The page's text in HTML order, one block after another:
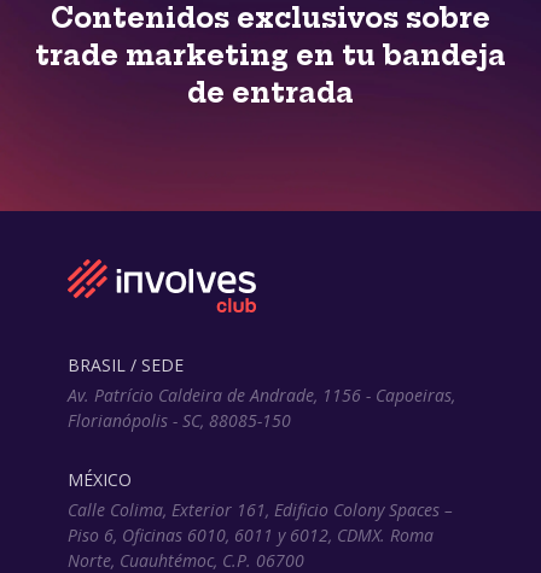
Contenidos exclusivos sobre
trade marketing en tu bandeja
de entrada
BRASIL / SEDE
Av. Patrício Caldeira de Andrade, 1156 - Capoeiras,
Florianópolis - SC, 88085-150
MÉXICO
Calle Colima, Exterior 161, Edificio Colony Spaces –
Piso 6, Oficinas 6010, 6011 y 6012, CDMX. Roma
Norte, Cuauhtémoc, C.P. 06700